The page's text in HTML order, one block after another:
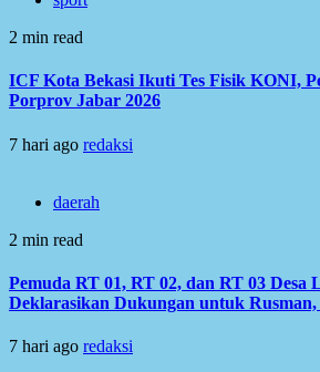
2 min read
ICF Kota Bekasi Ikuti Tes Fisik KONI,
Porprov Jabar 2026
7 hari ago redaksi
daerah
2 min read
Pemuda RT 01, RT 02, dan RT 03 Desa
Deklarasikan Dukungan untuk Rusman,
7 hari ago redaksi